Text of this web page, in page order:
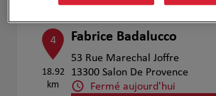
4
18.92
km
Fabrice Badalucco
53 Rue Marechal Joffre
13300 Salon De Provence
Fermé aujourd'hui